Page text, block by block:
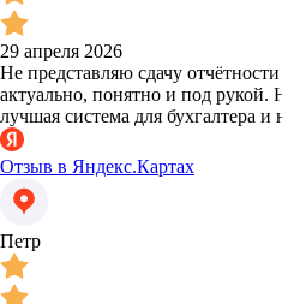
29 апреля 2026
Не представляю сдачу
актуально, понятно и под
лучшая система для бухгалтера и
Отзыв в Яндекс.Картах
Петр